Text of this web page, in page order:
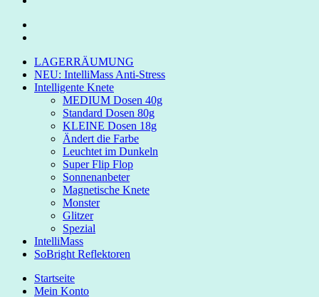
LAGERRÄUMUNG
NEU: IntelliMass Anti-Stress
Intelligente Knete
MEDIUM Dosen 40g
Standard Dosen 80g
KLEINE Dosen 18g
Ändert die Farbe
Leuchtet im Dunkeln
Super Flip Flop
Sonnenanbeter
Magnetische Knete
Monster
Glitzer
Spezial
IntelliMass
SoBright Reflektoren
Startseite
Mein Konto